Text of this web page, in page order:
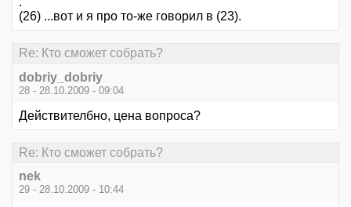
(26) ...вот и я про то-же говорил в (23).
Re: Кто сможет собрать?
dobriy_dobriy
28 - 28.10.2009 - 09:04
Действителбно, цена вопроса?
Re: Кто сможет собрать?
nek
29 - 28.10.2009 - 10:44